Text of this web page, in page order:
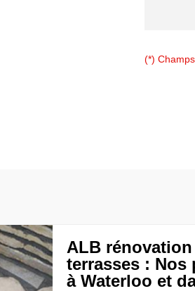
(*)
ALB
terrasses : Nos
à Waterloo et